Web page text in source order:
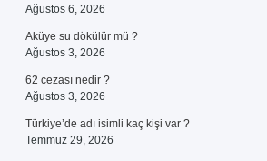
Ağustos 6, 2026
Aküye su dökülür mü ?
Ağustos 3, 2026
62 cezası nedir ?
Ağustos 3, 2026
Türkiye’de adı isimli kaç kişi var ?
Temmuz 29, 2026